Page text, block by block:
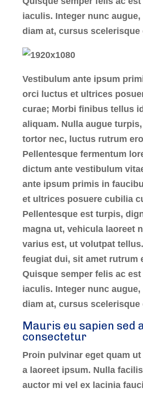
iaculis. Integer nunc
diam at, cursus scelerisque
Vestibulum ante ipsum
orci luctus et ultrices
curae; Morbi finibus tellus
aliquam. Nulla augue
tortor nec, luctus rutrum
Pellentesque fermentum
dictum ante vestibulum
ante ipsum primis in
et ultrices posuere cubilia
Pellentesque est turpis,
magna ut, vehicula laoreet
varius est, ut volutpat
feugiat dui, sit amet rutrum
Quisque semper felis ac
iaculis. Integer nunc
diam at, cursus scelerisque
Mauris eu sapien sed
consectetur
Proin pulvinar eget quam
a laoreet ipsum. Nulla
auctor mi vel ex lacinia